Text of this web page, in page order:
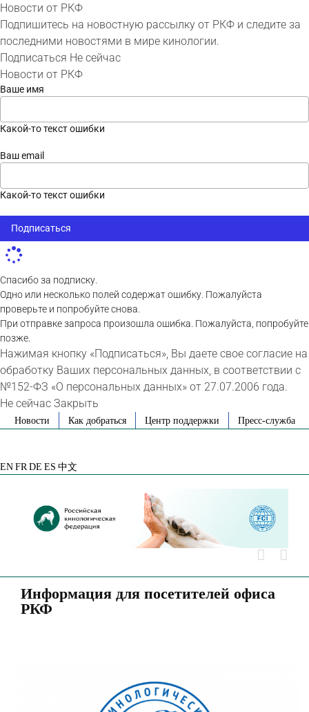
Новости от РКФ
Подпишитесь на новостную рассылку от РКФ и следите за
последними новостями в мире кинологии.
Подписаться Не сейчас
Новости от РКФ
Ваше имя
Какой-то текст ошибки
Ваш email
Какой-то текст ошибки
Подписаться
Спасибо за подписку.
Одно или несколько полей содержат ошибку. Пожалуйста
проверьте и попробуйте снова.
При отправке запроса произошла ошибка. Пожалуйста, попробуйте
позже.
Нажимая кнопку «Подписаться», Вы даете свое согласие на
обработку Ваших персональных данных, в соответствии с
№152-ФЗ «О персональных данных» от 27.07.2006 года.
Не сейчас Закрыть
SkipНовости Как добраться Центр поддержки Пресс-служба
EN FR DE ES 中文
Информация для посетителей офиса
РКФ